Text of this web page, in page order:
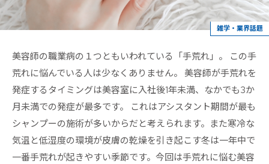
雑学・業界話題
美容師の職業病の１つともいわれている「手荒れ」。 この手
荒れに悩んでいる人は少なくありません。 美容師が手荒れを
発症するタイミングは美容室に入社後1年未満、なかでも3か
月未満での発症が最多です。 これはアシスタント期間が最も
シャンプーの施術が多いからだと考えられます。また寒冷な
気温と低湿度の環境が皮膚の乾燥を引き起こす冬は一年中で
一番手荒れが起きやすい季節です。今回は手荒れに悩む美容